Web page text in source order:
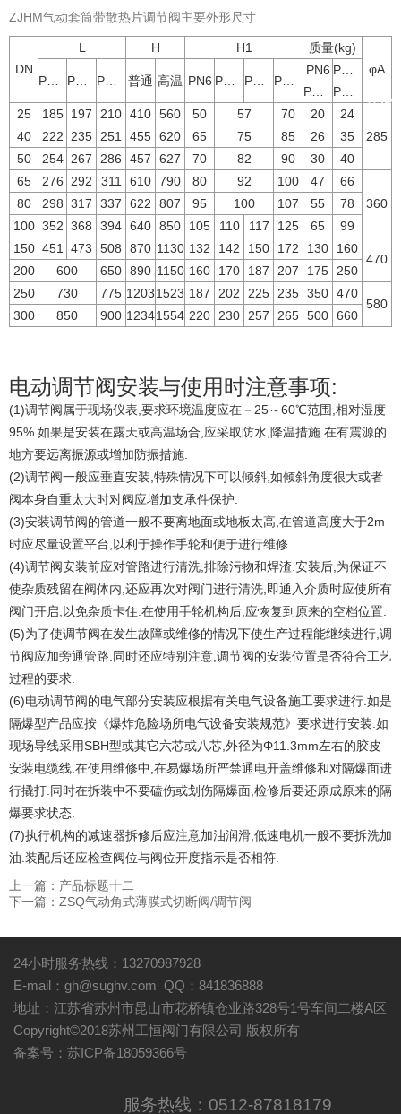
ZJHM气动套筒带散热片调节阀主要外形尺寸
DN
L H H1
质量(kg)
φA
普通 高温 PN6
PN6
PN16
PN64
25
185 197 210 410 560 50 57 70 20
24
285
40 222 235 251 455 620 65 75 85 26
35
50
254 267 286 457 627 70 82 90 30
40
65
276 292 311 610 790 80 92 100 47
66
360
80 298 317 337 622 807 95 100 107 55
78
100 352 368 394 640 850 105 110 117 125 65
99
150 451 473 508 870 1130 132 142 150 172 130 160
470
200
600 650 890 1150 160 170 187 207 175
250
250
730 775 12031523 187 202 225 235 350 470
580
300
850 900 12341554 220 230 257 265 500 660
电动调节阀安装与使用时注意事项:
(1)调节阀属于现场仪表,要求环境温度应在－25～60℃范围,相对湿度
95%.如果是安装在露天或高温场合,应采取防水,降温措施.在有震源的
地方要远离振源或增加防振措施.
(2)调节阀一般应垂直安装,特殊情况下可以倾斜,如倾斜角度很大或者
阀本身自重太大时对阀应增加支承件保护.
(3)安装调节阀的管道一般不要离地面或地板太高,在管道高度大于2m
时应尽量设置平台,以利于操作手轮和便于进行维修.
(4)调节阀安装前应对管路进行清洗,排除污物和焊渣.安装后,为保证不
使杂质残留在阀体内,还应再次对阀门进行清洗,即通入介质时应使所有
阀门开启,以免杂质卡住.在使用手轮机构后,应恢复到原来的空档位置.
(5)为了使调节阀在发生故障或维修的情况下使生产过程能继续进行,调
节阀应加旁通管路.同时还应特别注意,调节阀的安装位置是否符合工艺
过程的要求.
(6)电动调节阀的电气部分安装应根据有关电气设备施工要求进行.如是
隔爆型产品应按《爆炸危险场所电气设备安装规范》要求进行安装.如
现场导线采用SBH型或其它六芯或八芯,外径为Φ11.3mm左右的胶皮
安装电缆线.在使用维修中,在易爆场所严禁通电开盖维修和对隔爆面进
行撬打.同时在拆装中不要磕伤或划伤隔爆面,检修后要还原成原来的隔
爆要求状态.
(7)执行机构的减速器拆修后应注意加油润滑,低速电机一般不要拆洗加
油.装配后还应检查阀位与阀位开度指示是否相符.
上一篇： 产品标题十二
下一篇： ZSQ气动角式薄膜式切断阀/调节阀
24小时服务热线：13270987928
E-mail：gh@sughv.com QQ：841836888
地址：江苏省苏州市昆山市花桥镇仓业路328号1号车间二楼A区
Copyright©2018苏州工恒阀门有限公司 版权所有
备案号：苏ICP备18059366号
服务热线：0512-87818179